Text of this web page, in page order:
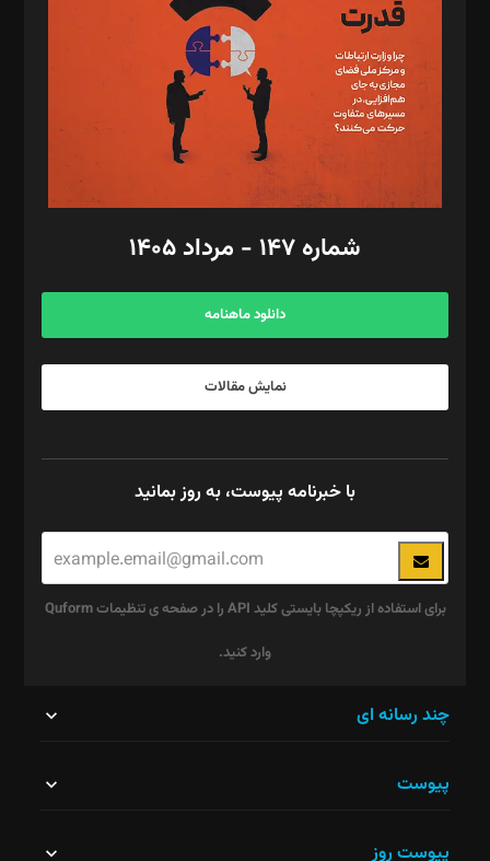
رستمی،مصطفی باستان
ویرایش: نگار استاد‌‌آقا
طراح یونیفرم: مجید توکلی
فیلمبرداری و عکاسی: امیر شفیعی، مانی لطفی زاده
گرافیک و صفحه‌آرایی: سید‌سبحان‌علی ثابت
مد‌یر توسعه تجاری: کامبیز برید‌
امور مالی: شاپور رهبری، محمد‌ کاظمی‌نیا
آگهی و مشترکین: ۰۹۱۹۹۹۹۰۴۵۴
شماره ۱۴۷ - مرداد ۱۴۰۵
دانلود ماهنامه
نمایش مقالات
با خبرنامه پیوست، به روز بمانید
برای استفاده از ریکپچا بایستی کلید API را در صفحه ی تنظیمات Quform
وارد کنید.
نباید
چند رسانه ای
پیوست
پیوست روز